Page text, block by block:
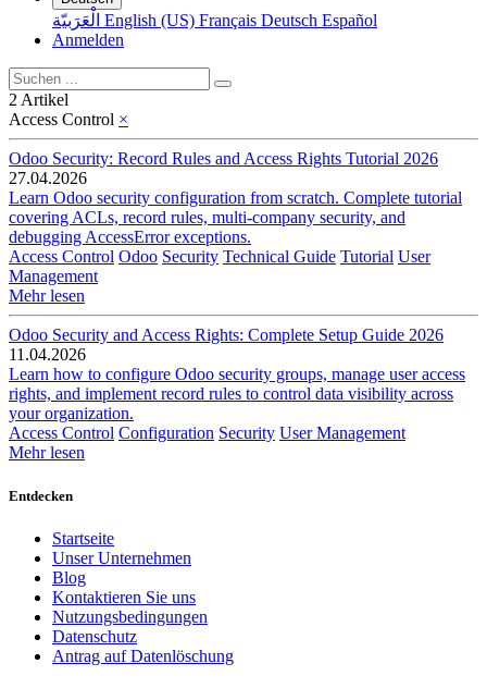
الْعَرَبيّة English (US) Français Deutsch Español
Anmelden
2 Artikel
Access Control ×
Odoo Security: Record Rules and Access Rights Tutorial 2026
27.04.2026
Learn Odoo security configuration from scratch. Complete tutorial
covering ACLs, record rules, multi-company security, and
debugging AccessError exceptions.
Access Control Odoo Security Technical Guide Tutorial User
Management
Mehr lesen
Odoo Security and Access Rights: Complete Setup Guide 2026
11.04.2026
Learn how to configure Odoo security groups, manage user access
rights, and implement record rules to control data visibility across
your organization.
Access Control Configuration Security User Management
Mehr lesen
Entdecken
Startseite
Unser Unternehmen
Blog
Kontaktieren Sie uns
Nutzungsbedingungen
Datenschutz
Antrag auf Datenlöschung